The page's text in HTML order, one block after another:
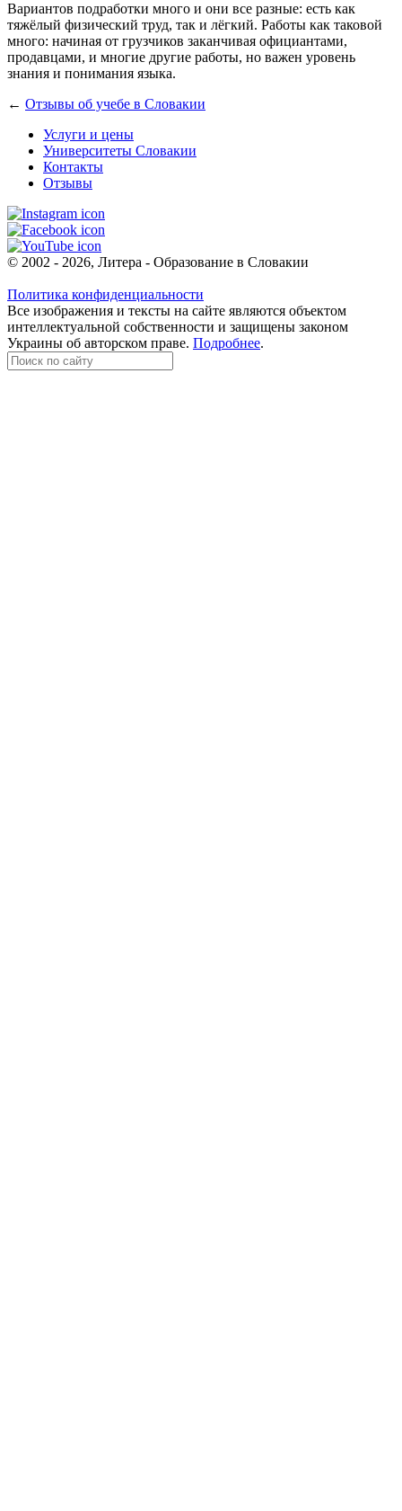
Вариантов подработки много и они все разные: есть как
тяжёлый физический труд, так и лёгкий. Работы как таковой
много: начиная от грузчиков заканчивая официантами,
продавцами, и многие другие работы, но важен уровень
знания и понимания языка.
← Отзывы об учебе в Словакии
Услуги и цены
Университеты Словакии
Контакты
Отзывы
© 2002 - 2026, Литера - Образование в Словакии
Политика конфиденциальности
Все изображения и тексты на сайте являются объектом
интеллектуальной собственности и защищены законом
Украины об авторском праве. Подробнее.